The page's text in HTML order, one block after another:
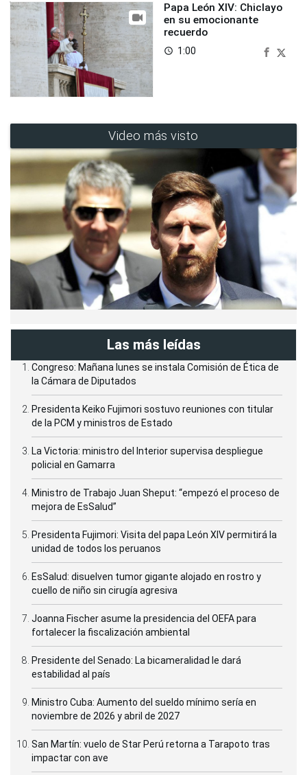
Papa León XIV: Chiclayo
en su emocionante
recuerdo
access_time 1:00
Video más visto
Las más leídas
Congreso: Mañana lunes se instala Comisión de Ética de
la Cámara de Diputados
Presidenta Keiko Fujimori sostuvo reuniones con titular
de la PCM y ministros de Estado
La Victoria: ministro del Interior supervisa despliegue
policial en Gamarra
Ministro de Trabajo Juan Sheput: “empezó el proceso de
mejora de EsSalud”
Presidenta Fujimori: Visita del papa León XIV permitirá la
unidad de todos los peruanos
EsSalud: disuelven tumor gigante alojado en rostro y
cuello de niño sin cirugía agresiva
Joanna Fischer asume la presidencia del OEFA para
fortalecer la fiscalización ambiental
Presidente del Senado: La bicameralidad le dará
estabilidad al país
Ministro Cuba: Aumento del sueldo mínimo sería en
noviembre de 2026 y abril de 2027
San Martín: vuelo de Star Perú retorna a Tarapoto tras
impactar con ave